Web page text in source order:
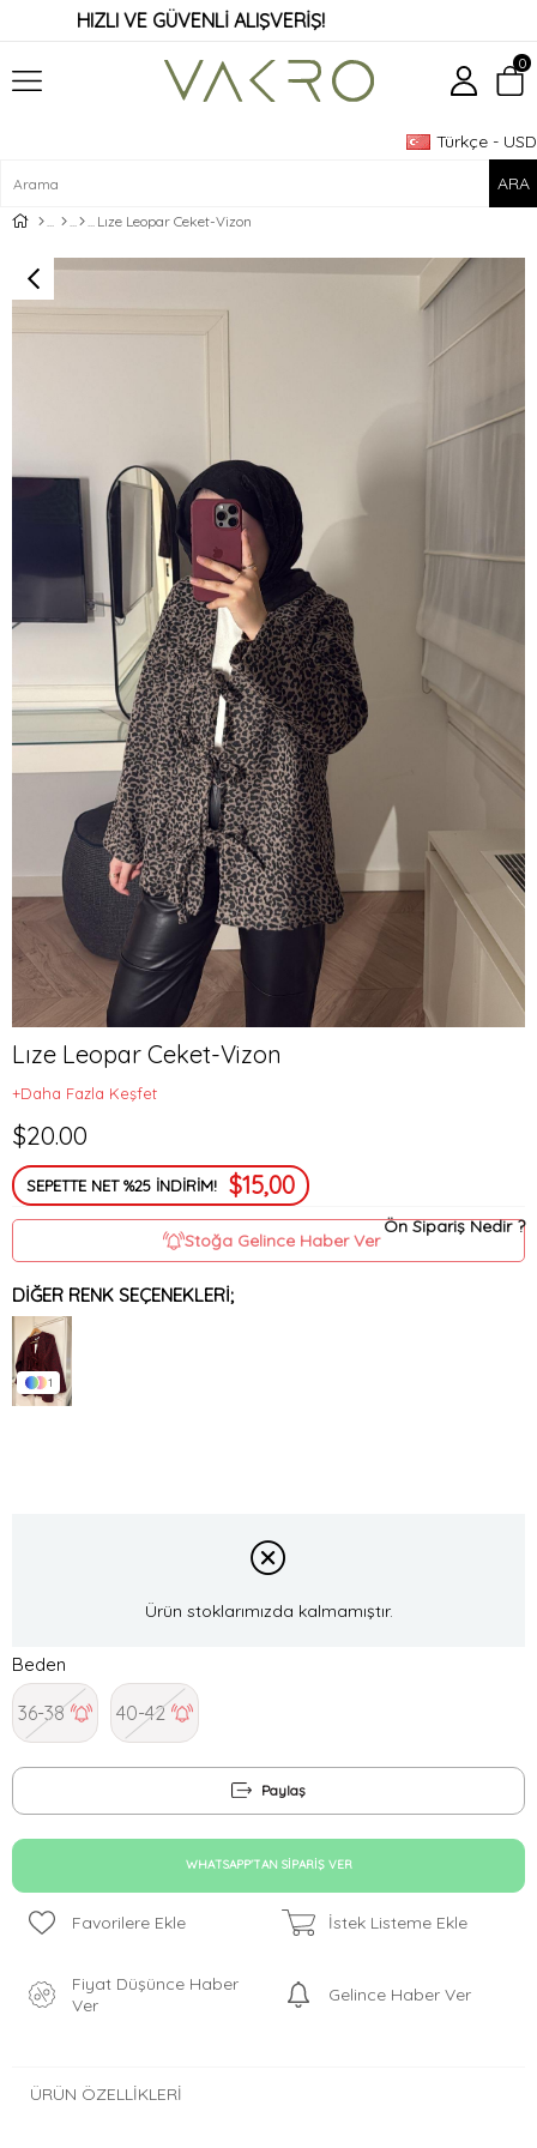
HIZLI VE GÜVENLİ ALIŞVERİŞ!
Türkçe - USD
0
Lıze Leopar Ceket-Vizon
Lıze Leopar Ceket-Vizon
+Daha Fazla Keşfet
$20.00
SEPETTE NET %25 İNDİRİM! $15,00
Ön Sipariş Nedir ?
Stoğa Gelince Haber Ver
DIĞER RENK SEÇENEKLERI;
1
Ürün stoklarımızda kalmamıştır.
Beden
36-38 40-42
Paylaş
WHATSAPP'TAN SIPARIŞ VER
Favorilere Ekle İstek Listeme Ekle
Fiyat Düşünce Haber
Ver
Gelince Haber Ver
ÜRÜN ÖZELLIKLERI